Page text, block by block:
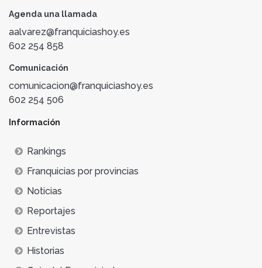
Agenda una llamada
aalvarez@franquiciashoy.es
602 254 858
Comunicación
comunicacion@franquiciashoy.es
602 254 506
Información
Rankings
Franquicias por provincias
Noticias
Reportajes
Entrevistas
Historias